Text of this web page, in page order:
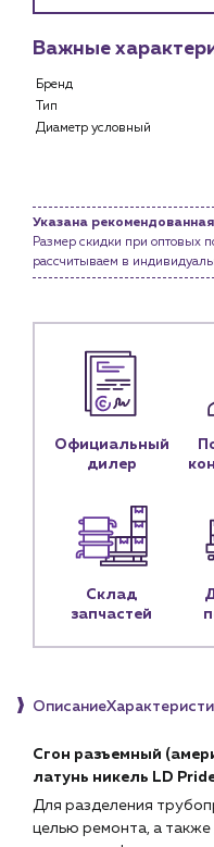
Снабженцам и
История компании
Сервис и
Доставка
Блог
Контакты
Наши партнёры
Чат-бот
г. Краснодар,
Важные
Бренд
Тип
Диаметр условный
Указана
Размер скидки при оптовых
рассчитываем в
Официальный
дилер
Склад
запчастей
Описание
Сгон разъемный
латунь никель LD
Для разделения
целью ремонта, а